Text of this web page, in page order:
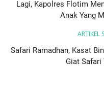
Lagi, Kapolres Flotim
Anak Yang
ARTIKEL
Safari Ramadhan, Kasat
Giat Safari